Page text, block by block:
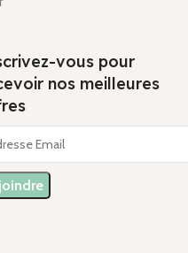
vous pour
nos meilleures